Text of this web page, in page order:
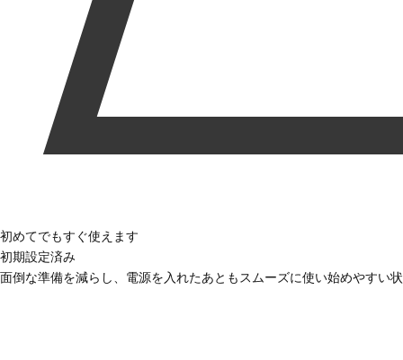
初めてでもすぐ使えます
初期設定済み
面倒な準備を減らし、電源を入れたあともスムーズに使い始めやすい